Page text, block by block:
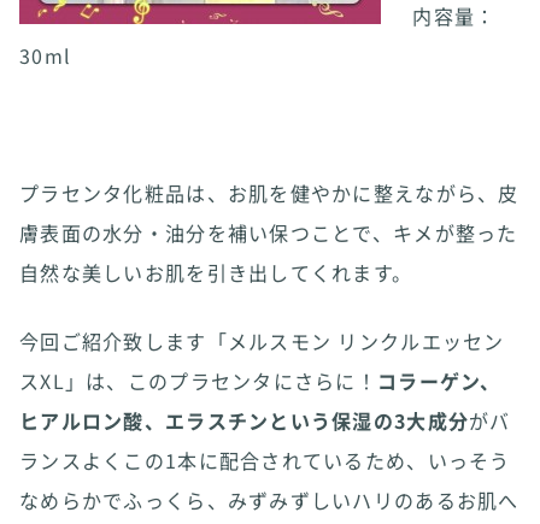
内容量：
30ml
プラセンタ化粧品は、お肌を健やかに整えながら、皮
膚表面の水分・油分を補い保つことで、キメが整った
自然な美しいお肌を引き出してくれます。
今回ご紹介致します「メルスモン リンクルエッセン
スXL」は、このプラセンタにさらに！ コラーゲン、
ヒアルロン酸、エラスチンという保湿の3大成分がバ
ランスよくこの1本に配合されているため、いっそう
なめらかでふっくら、みずみずしいハリのあるお肌へ